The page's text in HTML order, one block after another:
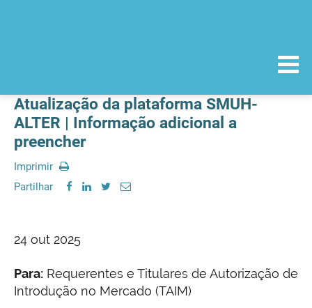
Atualização da plataforma SMUH-
ALTER | Informação adicional a
preencher
Imprimir
Partilhar
24 out 2025
Para: Requerentes e Titulares de Autorização de
Introdução no Mercado (TAIM)